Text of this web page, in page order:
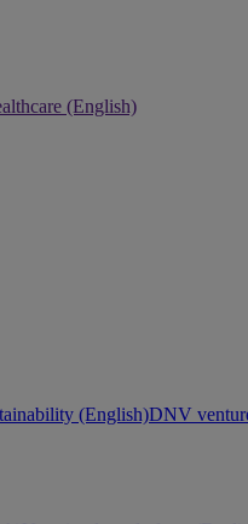
(English)
(English)DNV